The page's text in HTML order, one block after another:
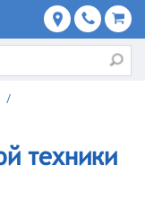
/
техники